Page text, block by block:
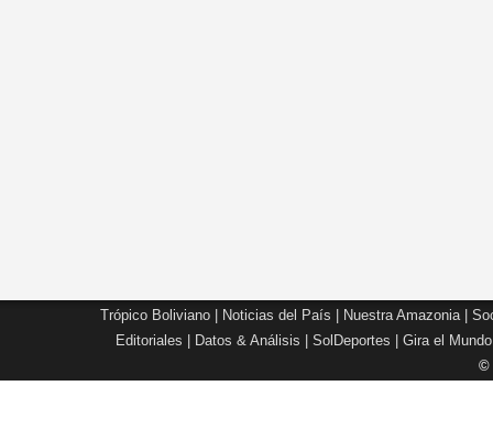
Trópico Boliviano Noticias del País Nuestra Amazonia|
Editoriales
Datos & Análisis SolDeportes Gira el Mundo
©